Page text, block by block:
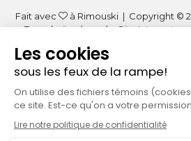
Fait avec
à Rimouski | Copyright ©
Tous droits réservés. Site Internet
Politique de gestion des